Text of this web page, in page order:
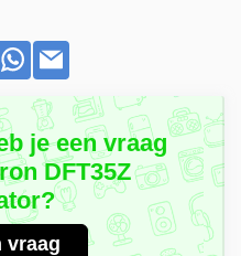
je een vraag
DFT35Z
vraag